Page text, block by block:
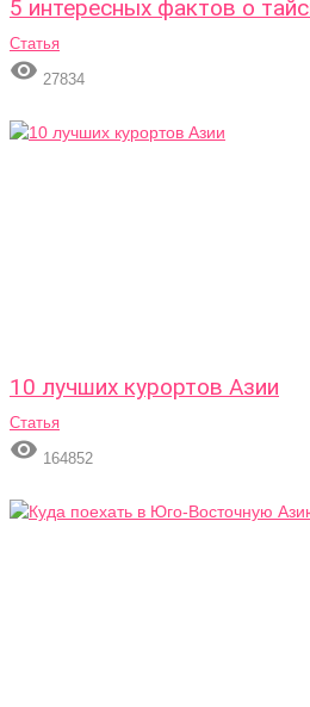
5 интересных фактов о
Статья
 27834
10 лучших курортов Азии
Статья
 164852